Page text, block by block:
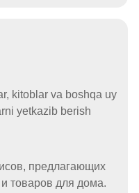
kitoblar va boshqa uy
yetkazib berish
предлагающих
и товаров для дома.